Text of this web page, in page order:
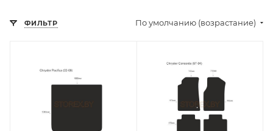
ФИЛЬТР По умолчанию (возрастание)